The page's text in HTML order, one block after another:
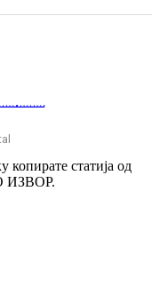
копирате статија од
ИЗВОР.